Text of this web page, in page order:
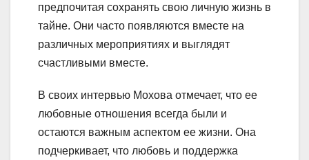
предпочитая сохранять свою личную жизнь в
тайне. Они часто появляются вместе на
различных мероприятиях и выглядят
счастливыми вместе.
В своих интервью Мохова отмечает, что ее
любовные отношения всегда были и
остаются важным аспектом ее жизни. Она
подчеркивает, что любовь и поддержка